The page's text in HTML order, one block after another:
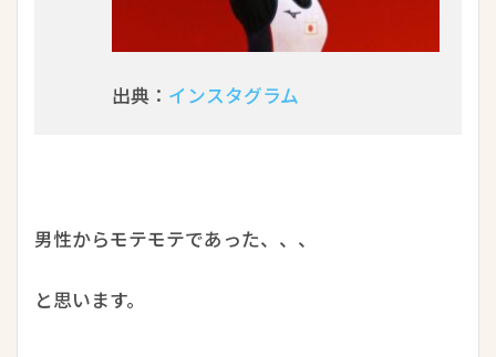
出典： インスタグラム
男性からモテモテであった、、、
と思います。